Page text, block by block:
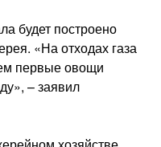
будет построено
«На отходах газа
первые овощи
– заявил